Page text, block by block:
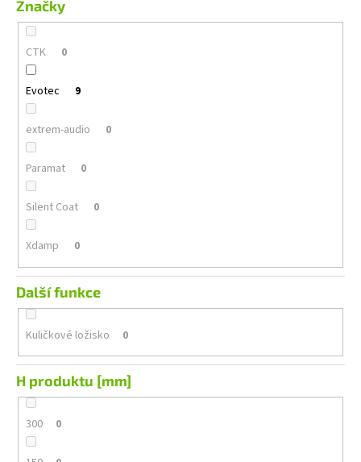
Značky
CTK 0
Evotec 9
extrem-audio 0
Paramat 0
Silent Coat 0
Xdamp 0
Další funkce
Kuličkové ložisko 0
H produktu [mm]
300 0